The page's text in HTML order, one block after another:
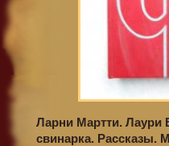
Ларни Мартти. Лаури
свинарка. Рассказы.